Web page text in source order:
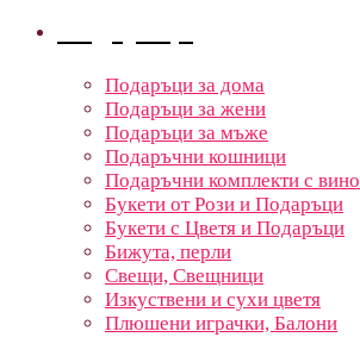
Подаръци за дома
Подаръци за жени
Подаръци за мъже
Подаръчни кошници
Подаръчни комплекти с вино
Букети от Рози и Подаръци
Букети с Цветя и Подаръци
Бижута, перли
Свещи, Свещници
Изкуствени и сухи цветя
Плюшени играчки, Балони